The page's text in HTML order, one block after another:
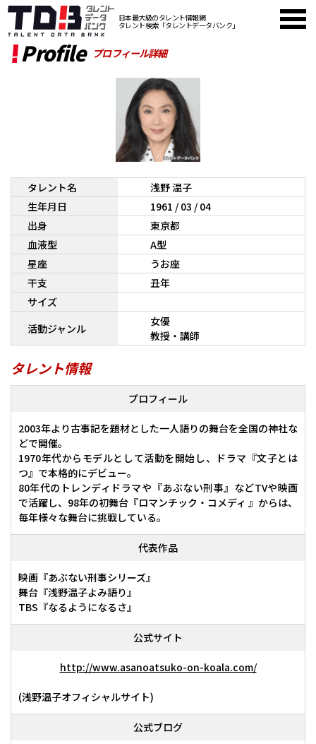
日本最大級のタレント情報網
タレント検索「タレントデータバンク」
Profile プロフィール詳細
タレント名
浅野 温子
生年月日
1961 / 03 / 04
出身
東京都
血液型
A型
星座
うお座
干支
丑年
サイズ
活動ジャンル
女優
教授・講師
タレント情報
プロフィール
2003年より古事記を題材とした一人語りの舞台を全国の神社な
どで開催。
1970年代からモデルとして活動を開始し、ドラマ『文子とは
つ』で本格的にデビュー。
80年代のトレンディドラマや『あぶない刑事』などTVや映画
で活躍し、98年の初舞台『ロマンチック・コメディ 』からは、
毎年様々な舞台に挑戦している。
代表作品
映画『あぶない刑事シリーズ』
舞台『浅野温子よみ語り』
TBS『なるようになるさ』
公式サイト
http://www.asanoatsuko-on-koala.com/
(浅野温子オフィシャルサイト)
公式ブログ